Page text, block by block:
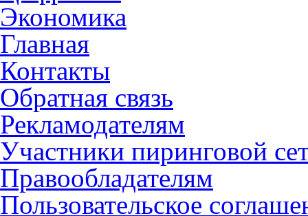
Экономика
Главная
Контакты
Обратная связь
Рекламодателям
Участники пиринговой
Правообладателям
Пользовательское